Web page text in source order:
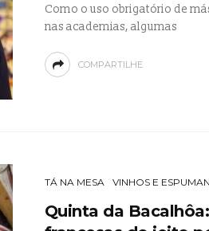
Como o uso obrigatório de
nas academias, algumas
COMPARTILHE
TÁ NA MESA VINHOS E
Quinta da